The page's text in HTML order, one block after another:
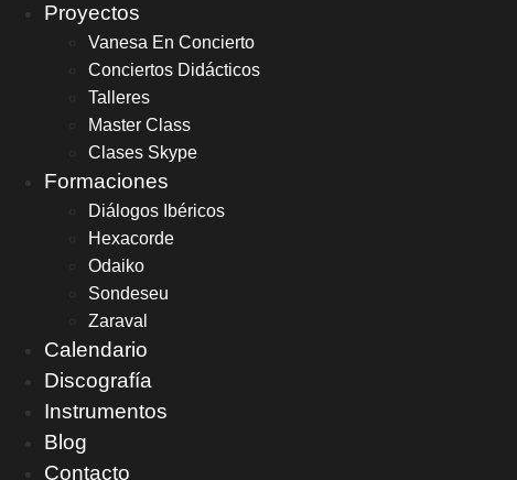
Proyectos
Vanesa En Concierto
Conciertos Didácticos
Talleres
Master Class
Clases Skype
Formaciones
Diálogos Ibéricos
Hexacorde
Odaiko
Sondeseu
Zaraval
Calendario
Discografía
Instrumentos
Blog
Contacto